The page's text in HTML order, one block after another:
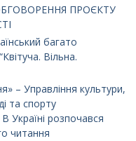
ПРОЄКТУ
багато
Вільна.
– Управління культури,
та спорту
В Україні розпочався
читання